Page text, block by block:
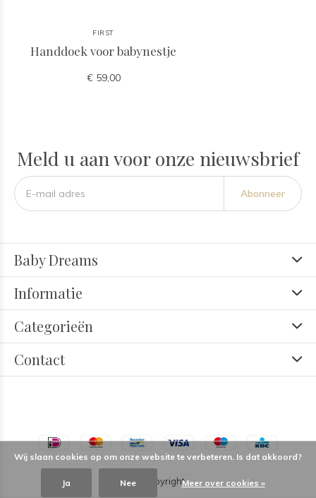
FIRST
Handdoek voor babynestje
€ 59,00
Meld u aan voor onze nieuwsbrief
Abonneer
Baby Dreams
Informatie
Categorieën
Contact
© Copyright
Wij slaan cookies op om onze website te verbeteren. Is dat akkoord?
Ja Nee Meer over cookies »